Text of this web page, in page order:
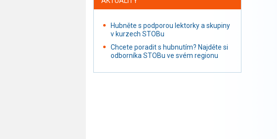
Hubněte s podporou lektorky a skupiny
v kurzech STOBu
Chcete poradit s hubnutím? Najděte si
odborníka STOBu ve svém regionu